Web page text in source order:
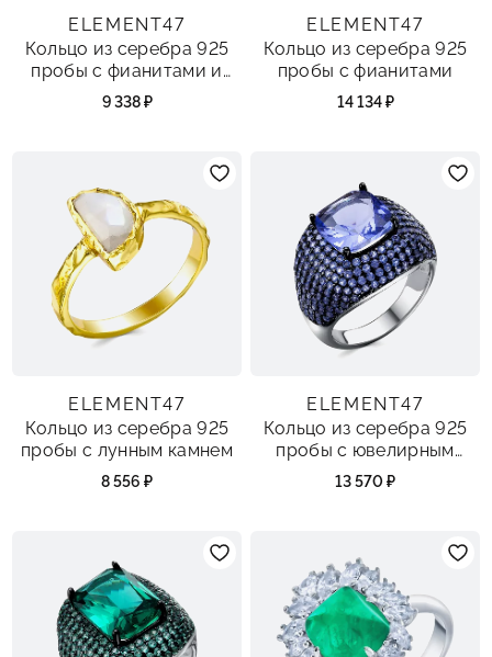
ELEMENT47
Кольцо из серебра 925
пробы с фианитами и
эмалью
9 338 ₽
ELEMENT47
Кольцо из серебра 925
пробы с фианитами
14 134 ₽
ELEMENT47
Кольцо из серебра 925
пробы с лунным камнем
8 556 ₽
ELEMENT47
Кольцо из серебра 925
пробы с ювелирным
стеклом и фианитами
13 570 ₽